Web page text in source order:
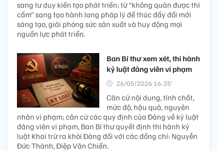
sang tư duy kiến tạo phát triển; từ “không quản được thì
cấm” sang tạo hành lang pháp lý để thúc đẩy đổi mới
sáng tạo, giải phóng sức sản xuất và huy động mọi
nguồn lực phát triển.
Ban Bí thư xem xét, thi hành
kỷ luật đảng viên vi phạm
26/05/2026 16:35’
Căn cứ nội dung, tính chất,
mức độ, hậu quả, nguyên
nhân vi phạm; căn cứ các quy định của Đảng về kỷ luật
đảng viên vi phạm, Ban Bí thư quyết định thi hành kỷ
luật Khai trừ ra khỏi Đảng đối với các đồng chí: Nguyễn
Đức Thành, Điệp Văn Chiến.